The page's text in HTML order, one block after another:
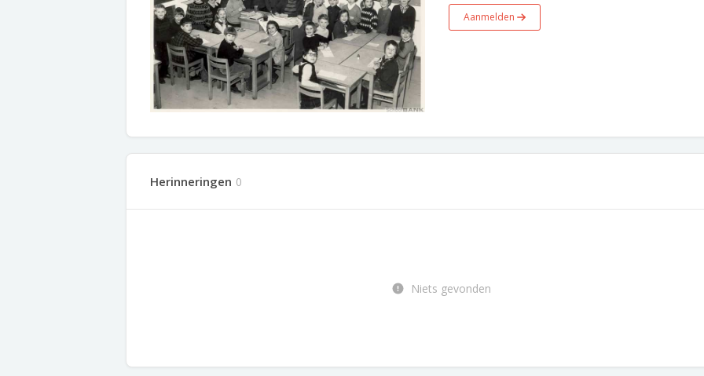
Aanmelden
Herinneringen 0
Niets gevonden